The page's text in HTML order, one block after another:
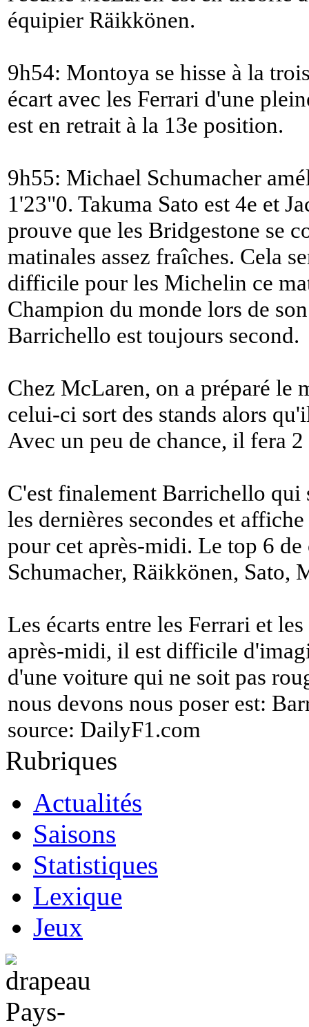
équipier Räikkönen.
9h54: Montoya se hisse à la
écart avec les Ferrari d'une
est en retrait à la 13e position.
9h55: Michael Schumacher
1'23"0. Takuma Sato est 4e et
prouve que les Bridgestone se
matinales assez fraîches. Cela
difficile pour les Michelin ce
Champion du monde lors de
Barrichello est toujours second.
Chez McLaren, on a préparé le
celui-ci sort des stands alors
Avec un peu de chance, il fera
C'est finalement Barrichello qui
les dernières secondes et
pour cet après-midi. Le top 6
Schumacher, Räikkönen, Sato,
Les écarts entre les Ferrari et
après-midi, il est difficile
d'une voiture qui ne soit pas
nous devons nous poser est:
source: DailyF1.com
Rubriques
Actualités
Saisons
Statistiques
Lexique
Jeux